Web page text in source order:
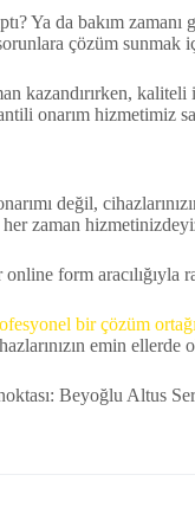
Ya da bakım
çözüm sunmak
kazandırırken,
onarım hizmetimiz
değil,
zaman
form
bir çözüm ortağı
emin
Beyoğlu Altus